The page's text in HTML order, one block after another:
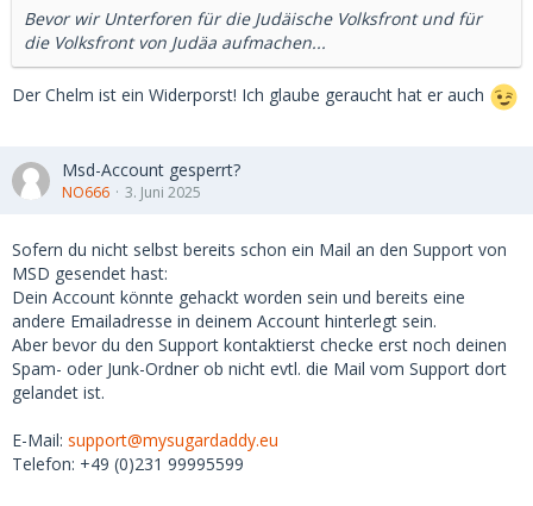
Bevor wir Unterforen für die Judäische Volksfront und für
die Volksfront von Judäa aufmachen...
Der Chelm ist ein Widerporst! Ich glaube geraucht hat er auch
Msd-Account gesperrt?
NO666 3. Juni 2025
Sofern du nicht selbst bereits schon ein Mail an den Support von
MSD gesendet hast:
Dein Account könnte gehackt worden sein und bereits eine
andere Emailadresse in deinem Account hinterlegt sein.
Aber bevor du den Support kontaktierst checke erst noch deinen
Spam- oder Junk-Ordner ob nicht evtl. die Mail vom Support dort
gelandet ist.
E-Mail: support@mysugardaddy.eu
Telefon: +49 (0)231 99995599